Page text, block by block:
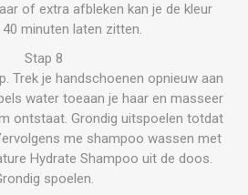
of extra afbleken kan je de kleur
minuten laten zitten.
Stap 8
Trek je handschoenen opnieuw aan
water toeaan je haar en masseer
ontstaat. Grondig uitspoelen totdat
me shampoo wassen met
Hydrate Shampoo uit de doos.
spoelen.